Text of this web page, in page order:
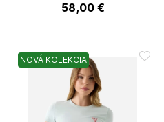
58,00 €
NOVÁ KOLEKCIA